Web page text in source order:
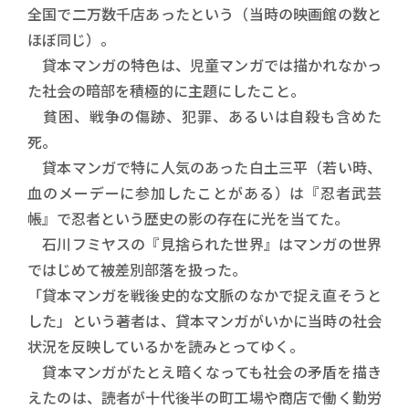
全国で二万数千店あったという（当時の映画館の数と
ほぼ同じ）。
貸本マンガの特色は、児童マンガでは描かれなかっ
た社会の暗部を積極的に主題にしたこと。
貧困、戦争の傷跡、犯罪、あるいは自殺も含めた
死。
貸本マンガで特に人気のあった白土三平（若い時、
血のメーデーに参加したことがある）は『忍者武芸
帳』で忍者という歴史の影の存在に光を当てた。
石川フミヤスの『見捨られた世界』はマンガの世界
ではじめて被差別部落を扱った。
「貸本マンガを戦後史的な文脈のなかで捉え直そうと
した」という著者は、貸本マンガがいかに当時の社会
状況を反映しているかを読みとってゆく。
貸本マンガがたとえ暗くなっても社会の矛盾を描き
えたのは、読者が十代後半の町工場や商店で働く勤労